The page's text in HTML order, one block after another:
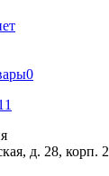
0
д. 28, корп. 2